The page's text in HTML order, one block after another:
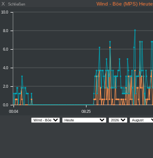
X Schließen Wind - Böe (MPS) Heute